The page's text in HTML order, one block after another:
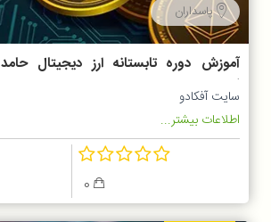
پاسداران
آموزش دوره تابستانه ارز دیجیتال حامد
کامرانی
سایت آفکادو
اطلاعات بیشتر...